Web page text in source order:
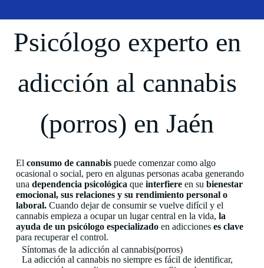
Psicólogo experto en
adicción al cannabis
(porros) en Jaén
El consumo de cannabispuede comenzar como algo
ocasional o social, pero en algunas personas acaba generando
una dependencia psicológica que interfiereen su bienestar
emocional, sus relaciones y su rendimiento personal o
laboral.Cuando dejar de consumir se vuelve difícil y el
cannabis empieza a ocupar un lugar central en la vida, la
ayuda de un psicólogo especializadoen adiccioneses clave
para recuperar el control.
Síntomas de la adicción al cannabis(porros)
La adicción al cannabis no siempre es fácil de identificar,